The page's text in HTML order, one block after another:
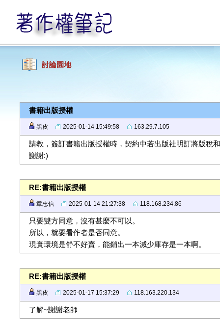
討論園地
書籍出版授權
黑皮 2025-01-14 15:49:58 163.29.7.105
請教，簽訂書籍出版授權時，契約中若出版社明訂將版稅
謝謝:)
RE:書籍出版授權
章忠信 2025-01-14 21:27:38 118.168.234.86
只要雙方同意，沒有甚麼不可以。
所以，就要看作者是否同意。
現實環境是舒不好賣，能銷出一本減少庫存是一本啊。
RE:書籍出版授權
黑皮 2025-01-17 15:37:29 118.163.220.134
了解~謝謝老師